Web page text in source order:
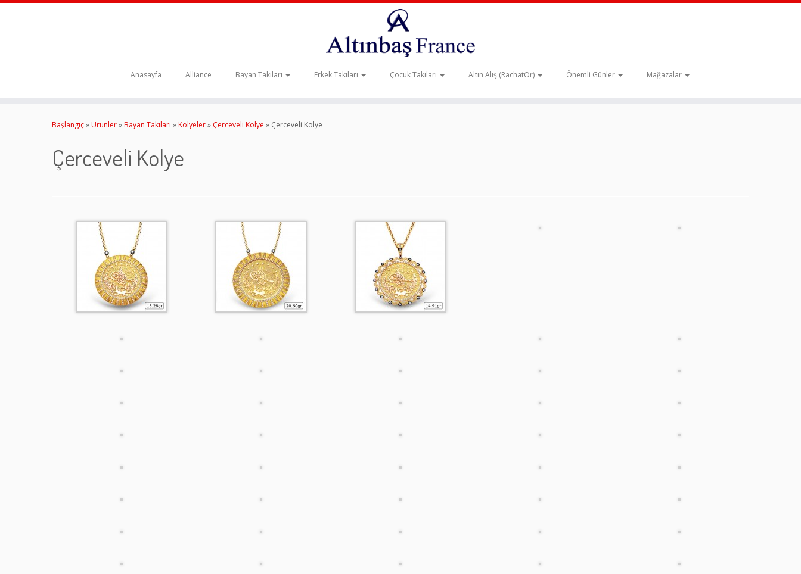
Anasayfa Alliance Bayan Takıları Erkek Takıları Çocuk Takıları Altın Alış (RachatOr) Önemli Günler Mağazalar
Başlangıç»Urunler»Bayan Takıları »Kolyeler» Çerceveli Kolye » Çerceveli Kolye
Çerceveli Kolye